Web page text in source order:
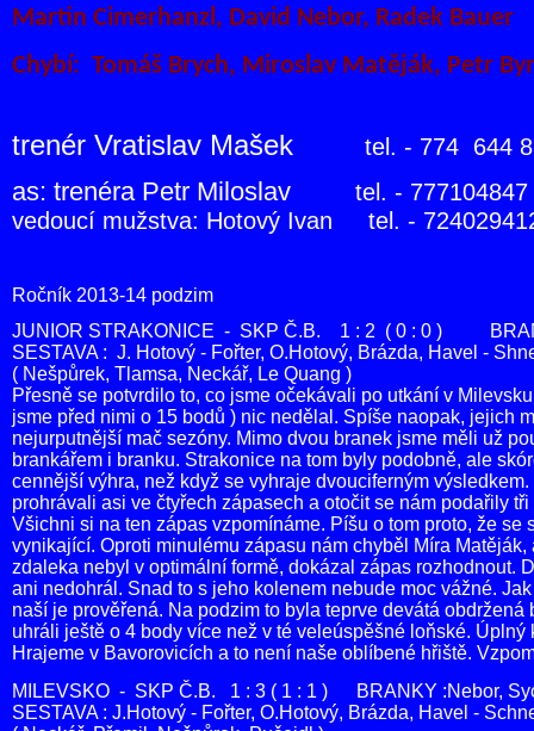
Martin Cimerhanzl, David Nebor, Radek Bauer
Chybí: Tomáš Brych, Miroslav Matěják, Petr
trenér Vratislav Mašek tel. - 774 644
as: trenéra Petr Miloslav tel. - 777104847
vedoucí mužstva: Hotový Ivan tel. -
Ročník 2013-14 podzim
JUNIOR STRAKONICE - SKP Č.B. 1 : 2 ( 0 : 0 )
SESTAVA : J. Hotový - Fořter, O.Hotový, Brázda, Havel -
( Nešpůrek, Tlamsa, Neckář, Le Quang )
Přesně se potvrdilo to, co jsme očekávali po utkání v
jsme před nimi o 15 bodů ) nic nedělal. Spíše naopak, jejich
nejurputnější mač sezóny. Mimo dvou branek jsme měli už
brankářem i branku. Strakonice na tom byly podobně, ale
cennější výhra, než když se vyhraje dvouciferným
prohrávali asi ve čtyřech zápasech a otočit se nám podařily
Všichni si na ten zápas vzpomínáme. Píšu o tom proto, že
vynikající. Oproti minulému zápasu nám chyběl Míra
zdaleka nebyl v optimální formě, dokázal zápas rozhodnout.
ani nedohrál. Snad to s jeho kolenem nebude moc vážné.
naší je prověřená. Na podzim to byla teprve devátá
uhráli ještě o 4 body více než v té veleúspěšné loňské.
Hrajeme v Bavorovicích a to není naše oblíbené hřiště.
MILEVSKO - SKP Č.B. 1 : 3 ( 1 : 1 ) BRANKY :Nebor,
SESTAVA : J.Hotový - Fořter, O.Hotový, Brázda, Havel -